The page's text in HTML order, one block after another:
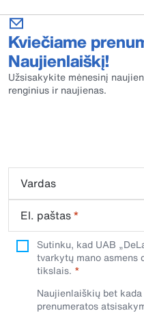
Kviečiame
Naujienlaiškį!
Užsisakykite mėnesinį
renginius ir naujienas.
Vardas
El. paštas*
Sutinku, kad UAB
tvarkytų mano asmens
tikslais.
Naujienlaiškių bet
prenumeratos